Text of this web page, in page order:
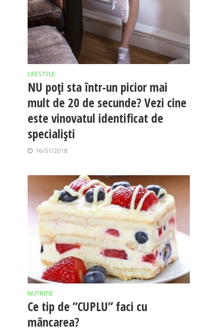
LIFESTYLE
NU poţi sta într-un picior mai
mult de 20 de secunde? Vezi cine
este vinovatul identificat de
specialiști
16/01/2018
NUTRITIE
Ce tip de ”CUPLU” faci cu
mâncarea?